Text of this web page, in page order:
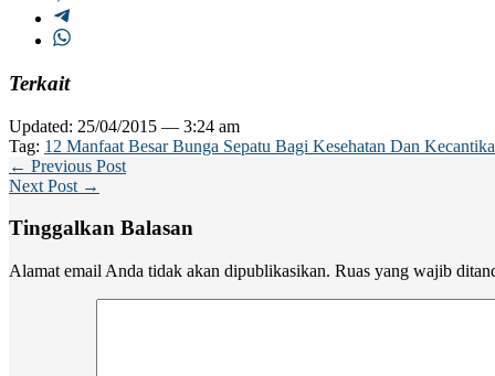
Terkait
Updated: 25/04/2015 — 3:24 am
Tag: 12 Manfaat Besar Bunga Sepatu Bagi Kesehatan Dan
← Previous Post
Next Post →
Tinggalkan Balasan
Alamat email Anda tidak akan dipublikasikan. Ruas yang wajib